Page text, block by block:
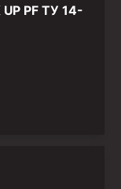
PF ТУ 14-